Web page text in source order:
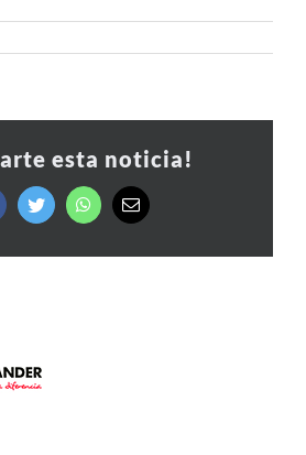
esta noticia!
FacebookTwitter WhatsAppCorreo
electrónico